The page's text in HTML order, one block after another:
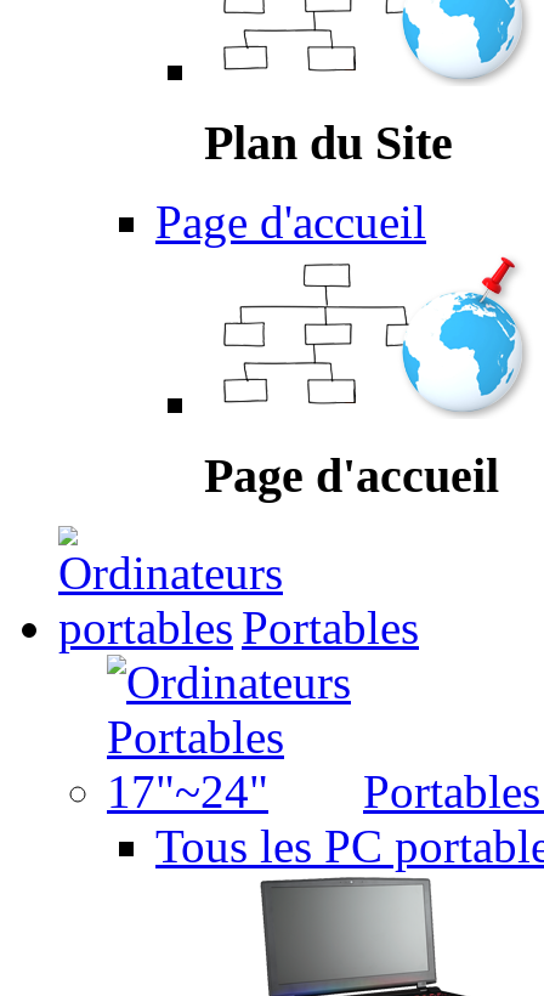
Plan du Site
Page d'accueil
Page d'accueil
Portables
Tous les PC